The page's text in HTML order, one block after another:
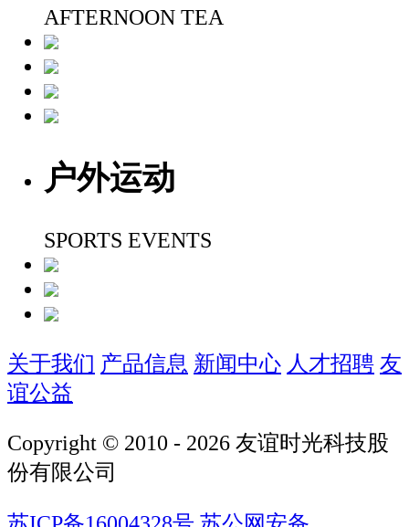
AFTERNOON TEA
户外运动
SPORTS EVENTS
关于我们 产品信息 新闻中心 人才招聘 友
谊公益
Copyright © 2010 - 2026 友谊时光科技股
份有限公司